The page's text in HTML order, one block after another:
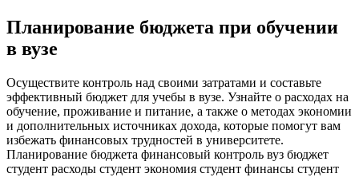
Планирование бюджета при обучении
в вузе
Осуществите контроль над своими затратами и составьте
эффективный бюджет для учебы в вузе. Узнайте о расходах на
обучение, проживание и питание, а также о методах экономии
и дополнительных источниках дохода, которые помогут вам
избежать финансовых трудностей в университете.
Планирование бюджета финансовый контроль вуз бюджет
студент расходы студент экономия студент финансы студент